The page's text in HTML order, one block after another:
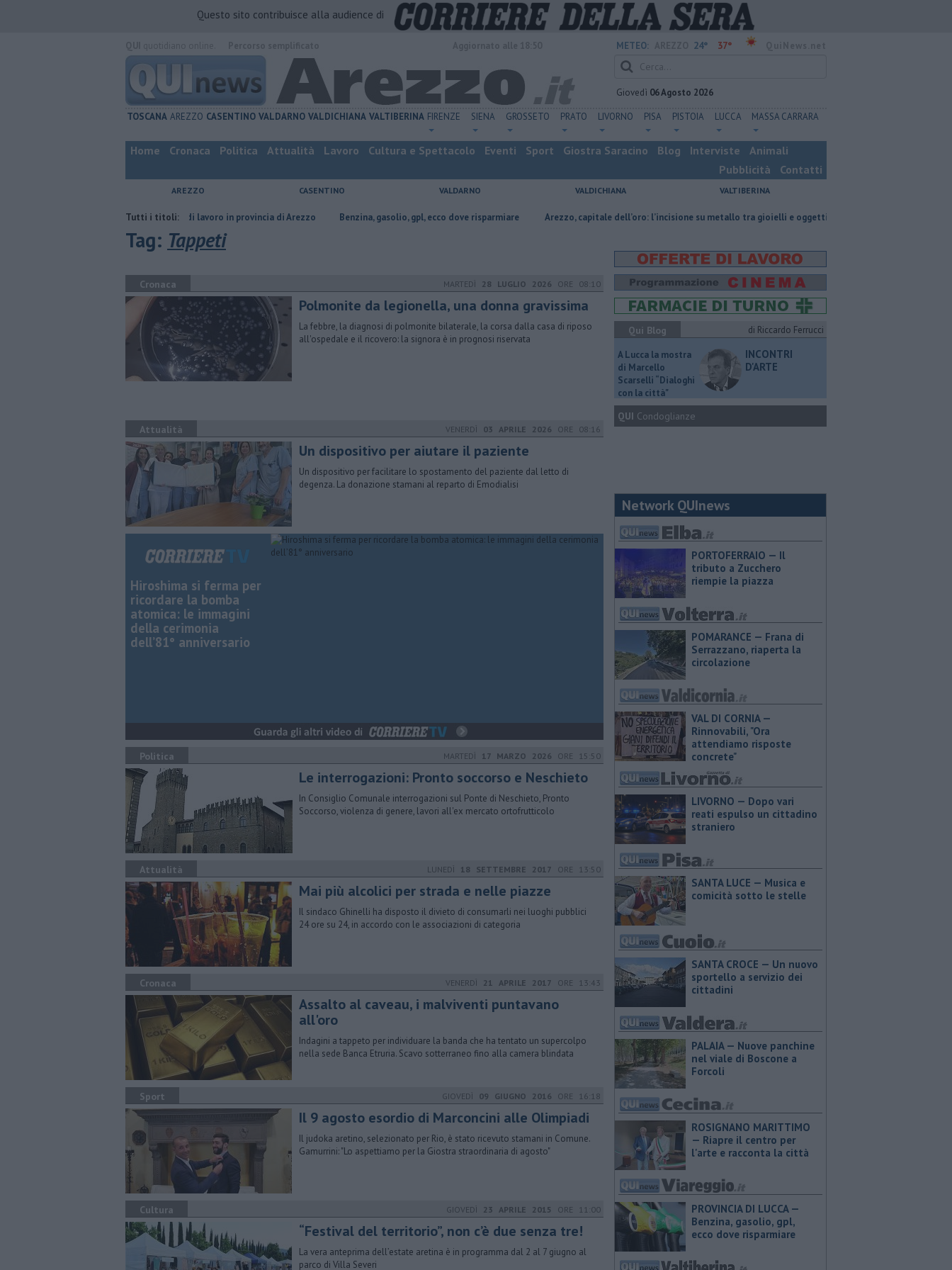
Questo sito contribuisce alla audience di
METEO: 24° 37°
Giovedì 06 Agosto 2026
TOSCANA AREZZO CASENTINO VALDARNO VALDICHIANA VALTIBERINA FIRENZE SIENA GROSSETO PRATO LIVORNO PISA PISTOIA LUCCA MASSA CARRARA
Home Cronaca Politica Attualità Lavoro Cultura e Spettacolo Eventi Sport Giostra Saracino Blog Interviste
Animali
Pubblicità
Contatti
AREZZO CASENTINO VALDARNO VALDICHIANA VALTIBERINA
Tutti i titoli:
​Tutte le offerte di lavoro in provincia di Arezzo ​Benzina, gasolio, gpl, ecco dove risparmiare Arezzo, capitale dell’oro: l’incisione su metallo tra gioielli e oggetti personalizzati
Tag: Tappeti
Cronaca MARTEDÌ 28 LUGLIO 2026 ORE 08:10
Polmonite da legionella, una donna gravissima
La febbre, la diagnosi di polmonite bilaterale, la corsa dalla casa di riposo
all'ospedale e il ricovero: la signora è in prognosi riservata
Attualità VENERDÌ 03 APRILE 2026 ORE 08:16
Un dispositivo per aiutare il paziente
Un dispositivo per facilitare lo spostamento del paziente dal letto di
degenza. La donazione stamani al reparto di Emodialisi
Hiroshima si ferma per
ricordare la bomba
atomica: le immagini
della cerimonia
dell’81° anniversario
Politica MARTEDÌ 17 MARZO 2026 ORE 15:50
Le interrogazioni: Pronto soccorso e Neschieto
In Consiglio Comunale interrogazioni sul Ponte di Neschieto, Pronto
Soccorso, violenza di genere, lavori all'ex mercato ortofrutticolo
Attualità LUNEDÌ 18 SETTEMBRE 2017 ORE 13:50
Mai più alcolici per strada e nelle piazze
Il sindaco Ghinelli ha disposto il divieto di consumarli nei luoghi pubblici
24 ore su 24, in accordo con le associazioni di categoria
Cronaca VENERDÌ 21 APRILE 2017 ORE 13:43
Assalto al caveau, i malviventi puntavano
all'oro
Indagini a tappeto per individuare la banda che ha tentato un supercolpo
nella sede Banca Etruria. Scavo sotterraneo fino alla camera blindata
Sport GIOVEDÌ 09 GIUGNO 2016 ORE 16:18
Il 9 agosto esordio di Marconcini alle Olimpiadi
Il judoka aretino, selezionato per Rio, è stato ricevuto stamani in Comune.
Gamurrini: "Lo aspettiamo per la Giostra straordinaria di agosto"
Cultura GIOVEDÌ 23 APRILE 2015 ORE 11:00
“Festival del territorio”, non c’è due senza tre!
La vera anteprima dell’estate aretina è in programma dal 2 al 7 giugno al
parco di Villa Severi
Qui Blog di Riccardo Ferrucci
A Lucca la mostra
di Marcello
Scarselli “Dialoghi
con la città"
INCONTRI
D'ARTE
QUI Condoglianze
Network QUInews
PORTOFERRAIO — Il
tributo a Zucchero
riempie la piazza
POMARANCE — Frana di
Serrazzano, riaperta la
circolazione
VAL DI CORNIA —
Rinnovabili, "Ora
attendiamo risposte
concrete"
LIVORNO — Dopo vari
reati espulso un cittadino
straniero
SANTA LUCE — Musica e
comicità sotto le stelle
SANTA CROCE — Un nuovo
sportello a servizio dei
cittadini
PALAIA — Nuove panchine
nel viale di Boscone a
Forcoli
ROSIGNANO MARITTIMO
— Riapre il centro per
l'arte e racconta la città
PROVINCIA DI LUCCA — ​
Benzina, gasolio, gpl,
ecco dove risparmiare